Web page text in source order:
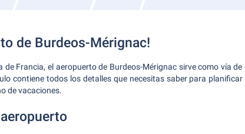
de Burdeos-Mérignac!
Francia, el aeropuerto de Burdeos-Mérignac sirve como vía de
contiene todos los detalles que necesitas saber para planificar
de vacaciones.